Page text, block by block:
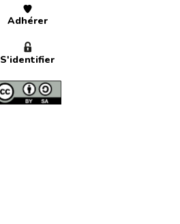
Adhérer
S'identifier